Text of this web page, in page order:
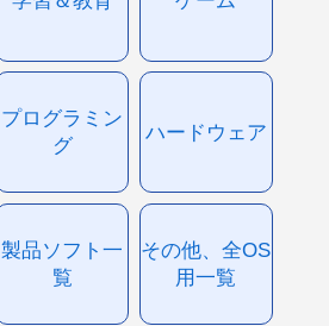
プログラミン
グ
ハードウェア
製品ソフト一
覧
その他、全OS
用一覧